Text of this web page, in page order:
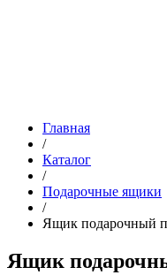
Главная
/
Каталог
/
Подарочные ящики
/
Ящик подарочный
Ящик